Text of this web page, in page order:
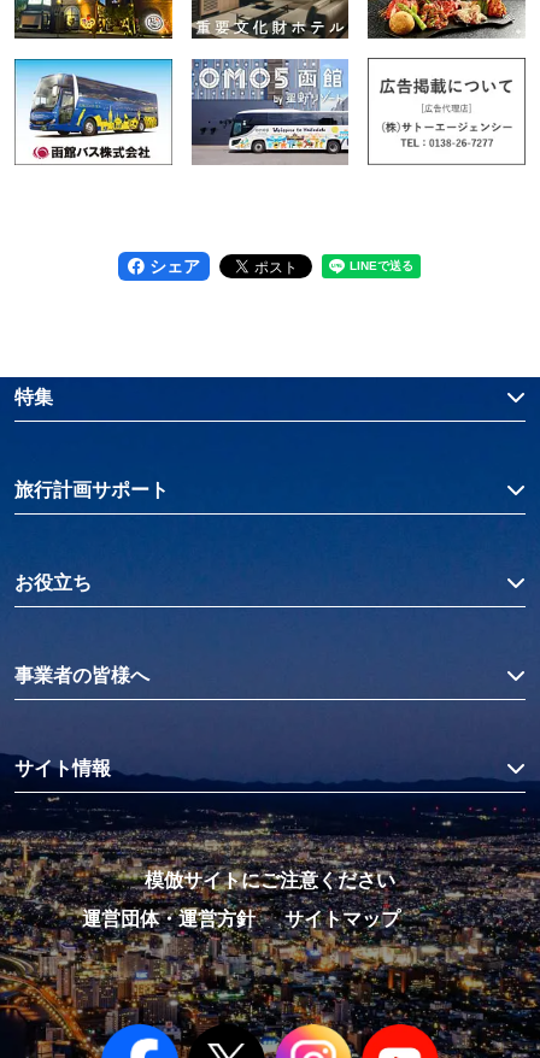
シェア
特集
旅行計画サポート
お役立ち
事業者の皆様へ
サイト情報
模倣サイトにご注意ください
運営団体・運営方針
サイトマップ